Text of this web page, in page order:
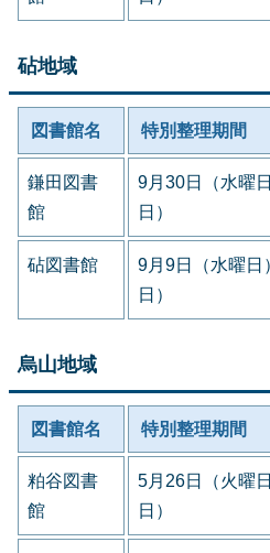
砧地域
図書館名 特別整理期間
鎌田図書
館
9月30日（水曜
日）
砧図書館
9月9日（水曜日
日）
烏山地域
図書館名 特別整理期間
粕谷図書
館
5月26日（火曜
日）